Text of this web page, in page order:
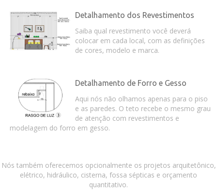
Detalhamento dos Revestimentos
Saiba qual revestimento você deverá
colocar em cada local, com as definições
de cores, modelo e marca.
Detalhamento de Forro e Gesso
Aqui nós não olhamos apenas para o piso
e as paredes. O teto recebe o mesmo grau
de atenção com revestimentos e
modelagem do forro em gesso.
Nós também oferecemos opcionalmente os projetos arquitetônico,
elétrico, hidráulico, cisterna, fossa sépticas e orçamento
quantitativo.